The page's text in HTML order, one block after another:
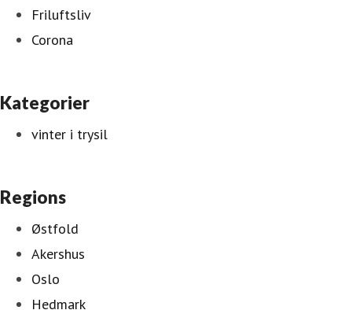
Friluftsliv
Corona
Kategorier
vinter i trysil
Regions
Østfold
Akershus
Oslo
Hedmark